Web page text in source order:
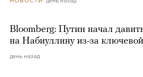
Bloomberg: Путин начал
на Набиуллину из-за
день назад